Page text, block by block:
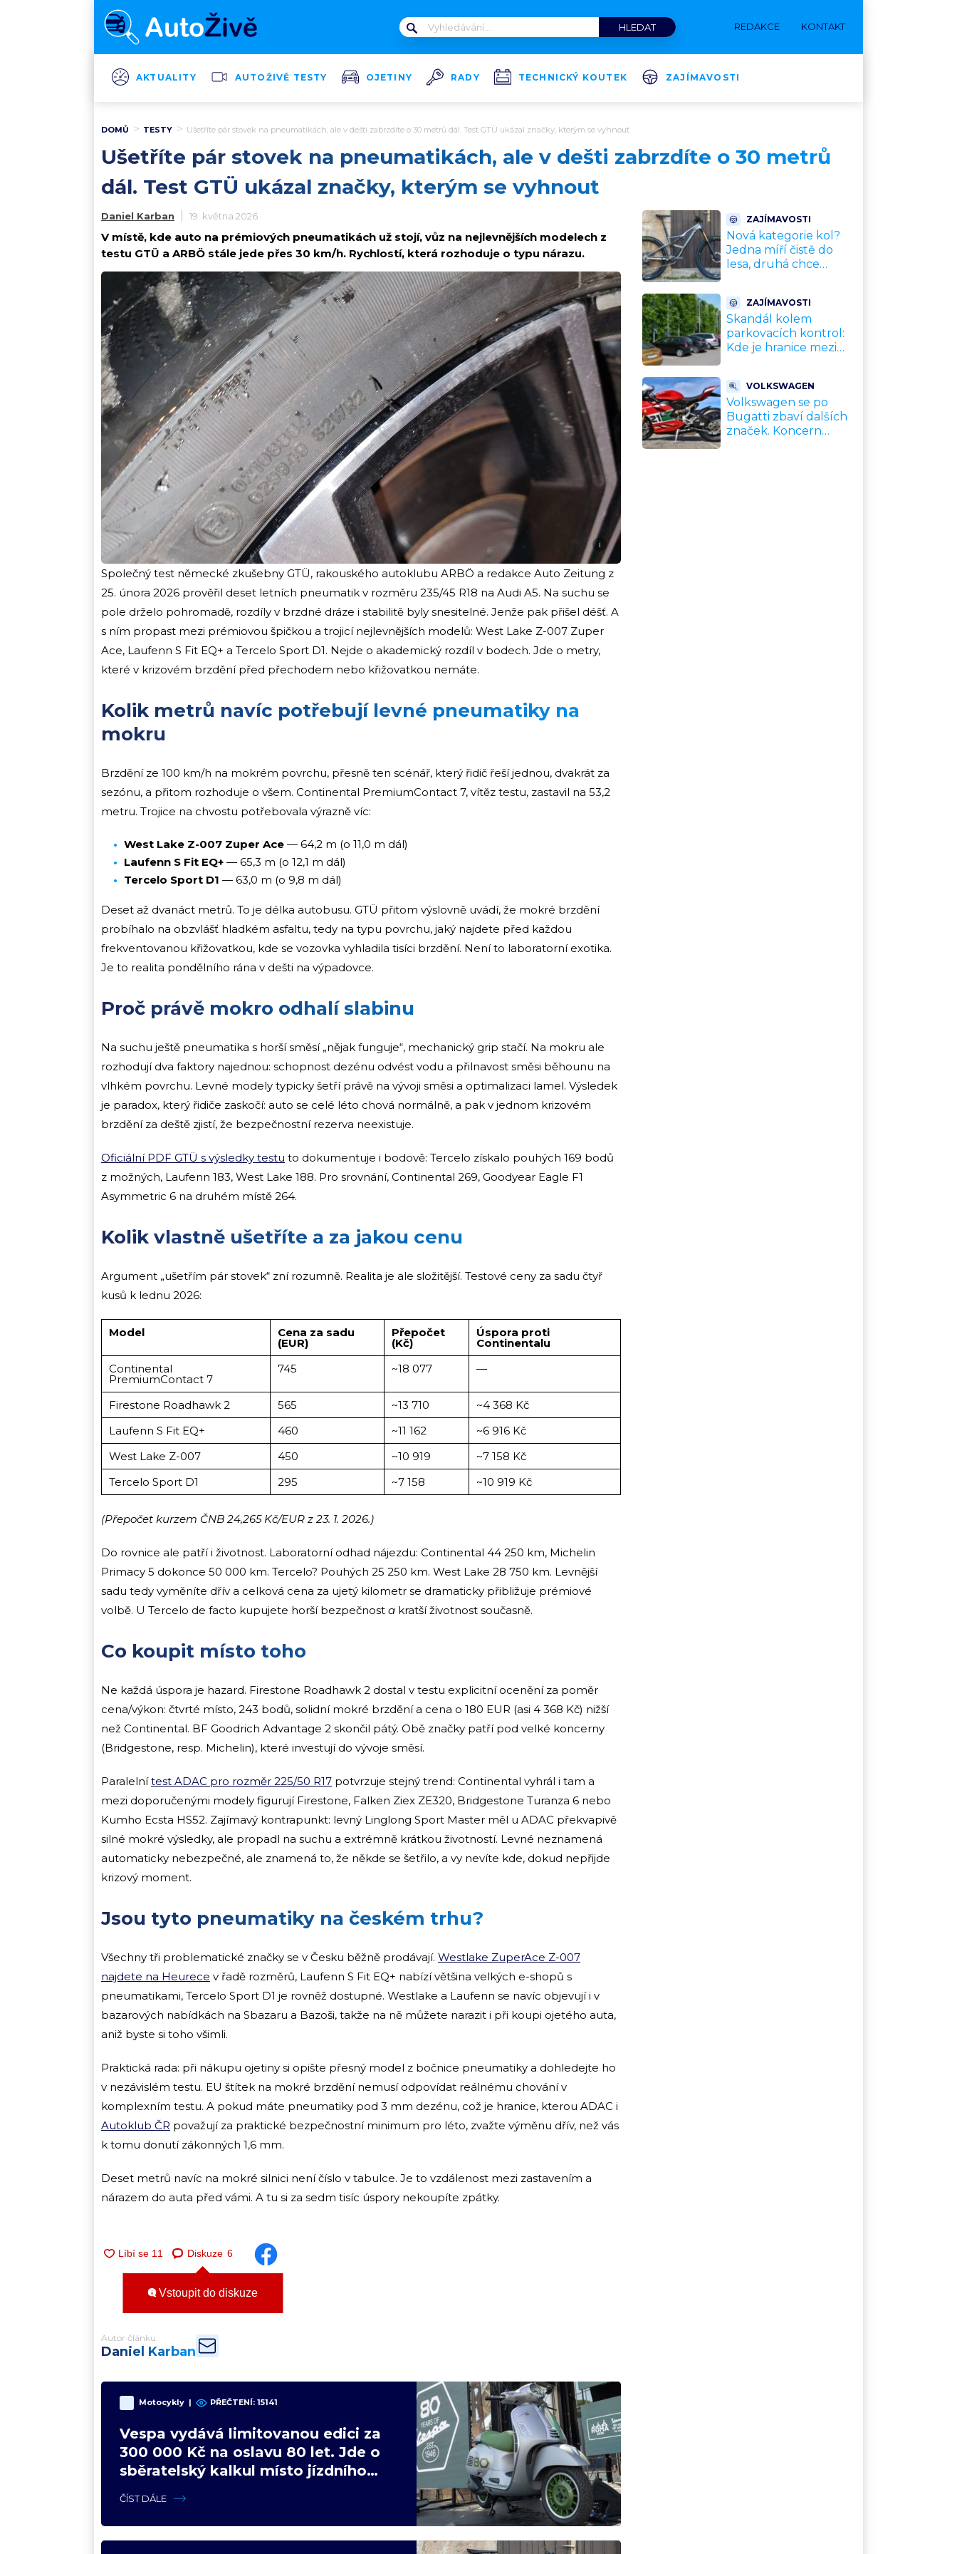
REDAKCE KONTAKT
AKTUALITY AUTOŽIVĚ TESTY OJETINY RADY TECHNICKÝ KOUTEK ZAJÍMAVOSTI
DOMŮ TESTY Ušetříte pár stovek na pneumatikách, ale v dešti zabrzdíte o 30 metrů dál. Test GTÜ ukázal značky, kterým se vyhnout
Ušetříte pár stovek na pneumatikách, ale v dešti zabrzdíte o 30 metrů
dál. Test GTÜ ukázal značky, kterým se vyhnout
Daniel Karban 19. května 2026
V místě, kde auto na prémiových pneumatikách už stojí, vůz na nejlevnějších modelech z
testu GTÜ a ARBÖ stále jede přes 30 km/h. Rychlostí, která rozhoduje o typu nárazu.
i
Společný test německé zkušebny GTÜ, rakouského autoklubu ARBÖ a redakce Auto Zeitung z
25. února 2026 prověřil deset letních pneumatik v rozměru 235/45 R18 na Audi A5. Na suchu se
pole drželo pohromadě, rozdíly v brzdné dráze i stabilitě byly snesitelné. Jenže pak přišel déšť. A
s ním propast mezi prémiovou špičkou a trojicí nejlevnějších modelů: West Lake Z-007 Zuper
Ace, Laufenn S Fit EQ+ a Tercelo Sport D1. Nejde o akademický rozdíl v bodech. Jde o metry,
které v krizovém brzdění před přechodem nebo křižovatkou nemáte.
Kolik metrů navíc potřebují levné pneumatiky na
mokru
Brzdění ze 100 km/h na mokrém povrchu, přesně ten scénář, který řidič řeší jednou, dvakrát za
sezónu, a přitom rozhoduje o všem. Continental PremiumContact 7, vítěz testu, zastavil na 53,2
metru. Trojice na chvostu potřebovala výrazně víc:
West Lake Z-007 Zuper Ace — 64,2 m (o 11,0 m dál)
Laufenn S Fit EQ+ — 65,3 m (o 12,1 m dál)
Tercelo Sport D1 — 63,0 m (o 9,8 m dál)
Deset až dvanáct metrů. To je délka autobusu. GTÜ přitom výslovně uvádí, že mokré brzdění
probíhalo na obzvlášť hladkém asfaltu, tedy na typu povrchu, jaký najdete před každou
frekventovanou křižovatkou, kde se vozovka vyhladila tisíci brzdění. Není to laboratorní exotika.
Je to realita pondělního rána v dešti na výpadovce.
Proč právě mokro odhalí slabinu
Na suchu ještě pneumatika s horší směsí „nějak funguje“, mechanický grip stačí. Na mokru ale
rozhodují dva faktory najednou: schopnost dezénu odvést vodu a přilnavost směsi běhounu na
vlhkém povrchu. Levné modely typicky šetří právě na vývoji směsi a optimalizaci lamel. Výsledek
je paradox, který řidiče zaskočí: auto se celé léto chová normálně, a pak v jednom krizovém
brzdění za deště zjistí, že bezpečnostní rezerva neexistuje.
Oficiální PDF GTÜ s výsledky testu to dokumentuje i bodově: Tercelo získalo pouhých 169 bodů
z možných, Laufenn 183, West Lake 188. Pro srovnání, Continental 269, Goodyear Eagle F1
Asymmetric 6 na druhém místě 264.
Kolik vlastně ušetříte a za jakou cenu
Argument „ušetřím pár stovek“ zní rozumně. Realita je ale složitější. Testové ceny za sadu čtyř
kusů k lednu 2026:
Model Cena za sadu
(EUR)
Přepočet
(Kč)
Úspora proti
Continentalu
Continental
PremiumContact 7
745 ~18 077 —
Firestone Roadhawk 2 565 ~13 710
~4 368 Kč
Laufenn S Fit EQ+
460 ~11 162
~6 916 Kč
West Lake Z-007
450 ~10 919
~7 158 Kč
Tercelo Sport D1
295 ~7 158 ~10 919 Kč
(Přepočet kurzem ČNB 24,265 Kč/EUR z 23. 1. 2026.)
Do rovnice ale patří i životnost. Laboratorní odhad nájezdu: Continental 44 250 km, Michelin
Primacy 5 dokonce 50 000 km. Tercelo? Pouhých 25 250 km. West Lake 28 750 km. Levnější
sadu tedy vyměníte dřív a celková cena za ujetý kilometr se dramaticky přibližuje prémiové
volbě. U Tercelo de facto kupujete horší bezpečnost a kratší životnost současně.
Co koupit místo toho
Ne každá úspora je hazard. Firestone Roadhawk 2 dostal v testu explicitní ocenění za poměr
cena/výkon: čtvrté místo, 243 bodů, solidní mokré brzdění a cena o 180 EUR (asi 4 368 Kč) nižší
než Continental. BF Goodrich Advantage 2 skončil pátý. Obě značky patří pod velké koncerny
(Bridgestone, resp. Michelin), které investují do vývoje směsí.
Paralelnítest ADAC pro rozměr 225/50 R17 potvrzuje stejný trend: Continental vyhrál i tam a
mezi doporučenými modely figurují Firestone, Falken Ziex ZE320, Bridgestone Turanza 6 nebo
Kumho Ecsta HS52. Zajímavý kontrapunkt: levný Linglong Sport Master měl u ADAC překvapivě
silné mokré výsledky, ale propadl na suchu a extrémně krátkou životností. Levné neznamená
automaticky nebezpečné, ale znamená to, že někde se šetřilo, a vy nevíte kde, dokud nepřijde
krizový moment.
Jsou tyto pneumatiky na českém trhu?
Všechny tři problematické značky se v Česku běžně prodávají. Westlake ZuperAce Z-007
najdete na Heurece v řadě rozměrů, Laufenn S Fit EQ+ nabízí většina velkých e-shopů s
pneumatikami, Tercelo Sport D1 je rovněž dostupné. Westlake a Laufenn se navíc objevují i v
bazarových nabídkách na Sbazaru a Bazoši, takže na ně můžete narazit i při koupi ojetého auta,
aniž byste si toho všimli.
Praktická rada: při nákupu ojetiny si opište přesný model z bočnice pneumatiky a dohledejte ho
v nezávislém testu. EU štítek na mokré brzdění nemusí odpovídat reálnému chování v
komplexním testu. A pokud máte pneumatiky pod 3 mm dezénu, což je hranice, kterou ADAC i
Autoklub ČR považují za praktické bezpečnostní minimum pro léto, zvažte výměnu dřív, než vás
k tomu donutí zákonných 1,6 mm.
Deset metrů navíc na mokré silnici není číslo v tabulce. Je to vzdálenost mezi zastavením a
nárazem do auta před vámi. A tu si za sedm tisíc úspory nekoupíte zpátky.
Diskuze 6
Vstoupit do diskuze
Autor článku
Daniel Karban
Motocykly | PŘEČTENÍ: 15141
Vespa vydává limitovanou edici za
300 000 Kč na oslavu 80 let. Jde o
sběratelský kalkul místo jízdního
upgradu
ČÍST DÁLE
ZAJÍMAVOSTI
Nová kategorie kol?
Jedna míří čistě do
lesa, druhá chce
rozporuplné názory
ZAJÍMAVOSTI
Skandál kolem
parkovacích kontrol:
Kde je hranice mezi
výhoda, velký
problém
VOLKSWAGEN
Volkswagen se po
Bugatti zbaví dalších
značek. Koncern